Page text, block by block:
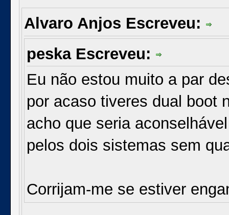
Alvaro Anjos Escreveu:
peska Escreveu:
Eu não estou muito a par
por acaso tiveres dual boot
acho que seria
pelos dois sistemas sem
Corrijam-me se estiver